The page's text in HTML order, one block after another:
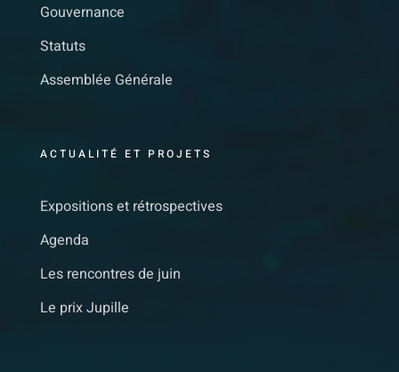
Gouvernance
Statuts
Assemblée Générale
ACTUALITÉ ET PROJETS
Expositions et rétrospectives
Agenda
Les rencontres de juin
Le prix Jupille